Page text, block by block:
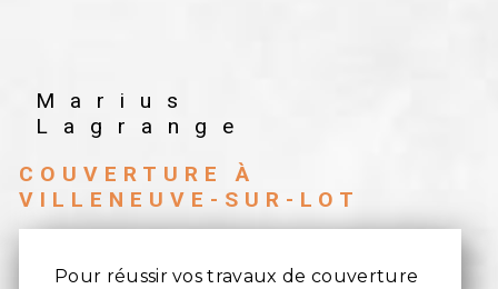
Marius
Lagrange
COUVERTURE À
VILLENEUVE-SUR-LOT
Pour réussir vos travaux de couverture